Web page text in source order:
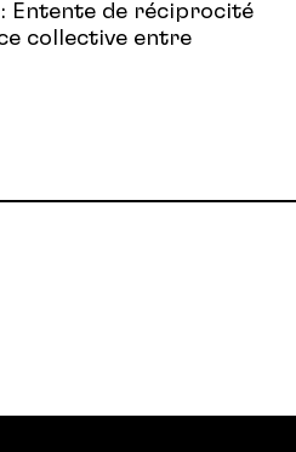
: Entente de réciprocité
collective entre